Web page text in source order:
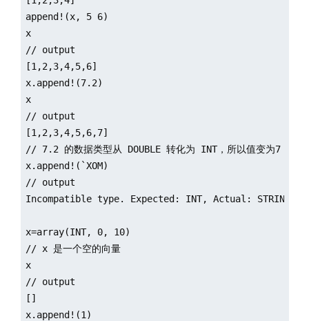
append!(x, 5 6)
x
// output
[1,2,3,4,5,6]
x.append!(7.2)
x
// output
[1,2,3,4,5,6,7]
// 7.2 的数据类型从 DOUBLE 转化为 INT，所以值变为7
x.append!(`XOM)
// output
Incompatible type. Expected: INT, Actual: STRING
x=array(INT, 0, 10)
// x 是一个空的向量
x
// output
[]
x.append!(1)